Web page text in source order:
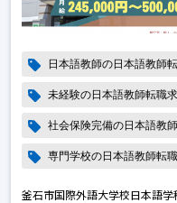
日本語教師の日本語教師
未経験の日本語教師転職
社会保険完備の日本語教
専門学校の日本語教師転
釜石市国際外語大学校日本語